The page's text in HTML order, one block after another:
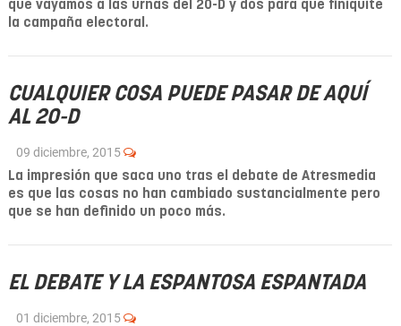
que vayamos a las urnas del 20-D y dos para que finiquite
la campaña electoral.
CUALQUIER COSA PUEDE PASAR DE AQUÍ
AL 20-D
09 diciembre, 2015
La impresión que saca uno tras el debate de Atresmedia
es que las cosas no han cambiado sustancialmente pero
que se han definido un poco más.
EL DEBATE Y LA ESPANTOSA ESPANTADA
01 diciembre, 2015